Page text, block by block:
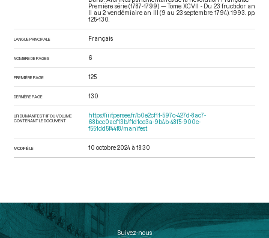
Première série (1787-1799) — Tome XCVII - Du 23 fructidor an
II au 2 vendémiaire an III (9 au 23 septembre 1794). 1993. pp.
125-130.
LANGUE PRINCIPALE Français
NOMBRE DE PAGES 6
PREMIÈRE PAGE 125
DERNIÈRE PAGE 130
URI DU MANIFEST IIIF DU VOLUME
CONTENANT LE DOCUMENT
https://iiif.persee.fr/b0e2cf11-597c-427d-8ac7-
68bcc0acf13b/f1d1ce3a-9b4b-48f5-900e-
f551dd5f44f8/manifest
MODIFIÉ LE 10 octobre 2024 à 18:30
Suivez-nous